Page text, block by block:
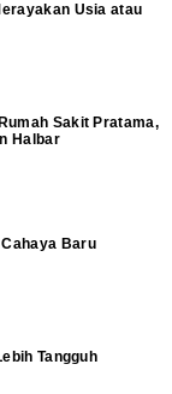
Usia atau
Sakit Pratama,
Halbar
Baru
Tangguh